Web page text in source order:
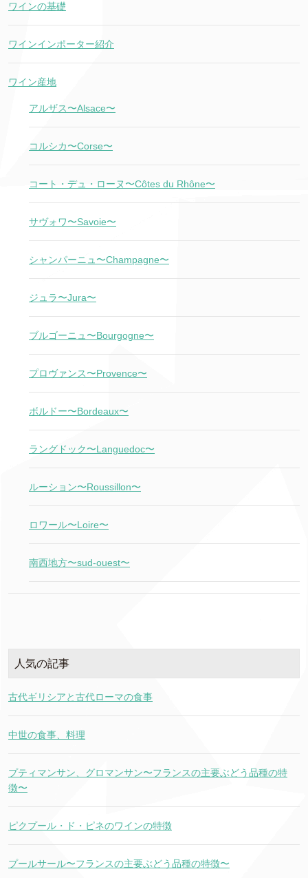
ワインの基礎
ワインインポーター紹介
ワイン産地
アルザス〜Alsace〜
コルシカ〜Corse〜
コート・デュ・ローヌ〜Côtes du Rhône〜
サヴォワ〜Savoie〜
シャンパーニュ〜Champagne〜
ジュラ〜Jura〜
ブルゴーニュ〜Bourgogne〜
プロヴァンス〜Provence〜
ボルドー〜Bordeaux〜
ラングドック〜Languedoc〜
ルーション〜Roussillon〜
ロワール〜Loire〜
南西地方〜sud-ouest〜
人気の記事
古代ギリシアと古代ローマの食事
中世の食事、料理
プティマンサン、グロマンサン〜フランスの主要ぶどう品種の特
徴〜
ピクプール・ド・ピネのワインの特徴
プールサール〜フランスの主要ぶどう品種の特徴〜